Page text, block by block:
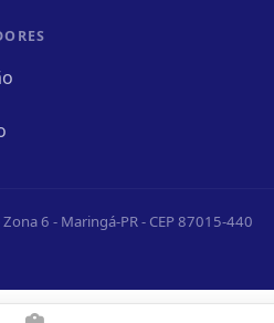
6 - Maringá-PR - CEP 87015-440